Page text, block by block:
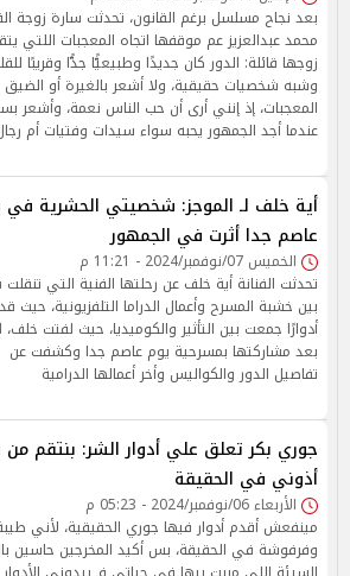
بعد نجاح مسلسل برغم القانون، تحدثت سارة زوجة
محمد عبدالعزيز عم موقفها اتجاه المعجبات اللتي
زوجها قائلة: الدور كان جديدًا وطبيعيًّا جدًّا وقريبًا
وشبه شخصيات حقيقية، ولا أشعر بالغيرة أو
المعجبات، إذ إنني أرى أن حب الناس نعمة، وأشعر
عندما أجد الجمهور يحبه سواء سيدات وفتيات أم
أية خلف لـ الموجز: شخصيتي الحشرية في
عاصم جدا أثرت في الجمهور
الخميس 07/نوفمبر/2024 - 11:21 م
تحدثت الفنانة أية خلف عن رحلتها الفنية التي تنقلت
بين خشبة المسرح وأعمال الدراما التلفزيونية، حيث
أدوارًا جمعت بين التأثير والكوميديا، حيث لفتت خلف،
بعد مشاركتها بمسرحية يوم عاصم جدا وكشفت عن
تفاصيل الدور والكواليس وأخر أعمالها الدرامية
جوري بكر تعلق علي أدوار الشر: بنتقم
أذوني في الحقيقة
الأربعاء 06/نوفمبر/2024 - 05:23 م
مينفعش أقدم أدوار فيها جوري الحقيقية، لأني
وفرفوشة في الحقيقة، بس أكيد المخرجين حاسين